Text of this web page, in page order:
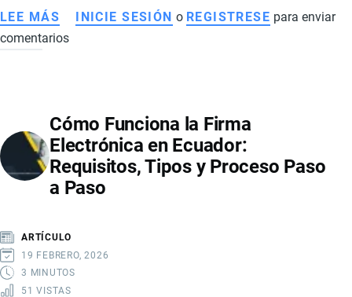
LEE MÁS SOBRE
EXPORTACIONES
ECUATORIANO:
IMPACTO
COMERCIAL,
DESAFÍOS
PERSPECTIVAS
INICIE SESIÓN o REGISTRESE para enviar
comentarios
Cómo Funciona la Firma
Electrónica en Ecuador:
Requisitos, Tipos y Proceso Paso
a Paso
ARTÍCULO
19 FEBRERO, 2026
3 MINUTOS
51 VISTAS